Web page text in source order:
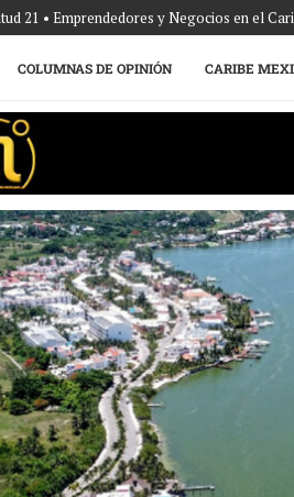
21 • Emprendedores y Negocios en el
COLUMNAS DE OPINIÓN CARIBE